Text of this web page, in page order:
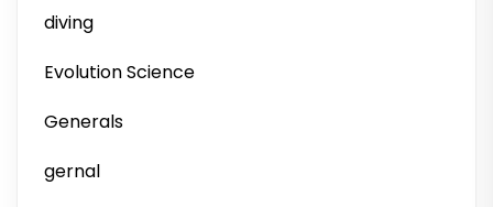
diving
Evolution Science
Generals
gernal